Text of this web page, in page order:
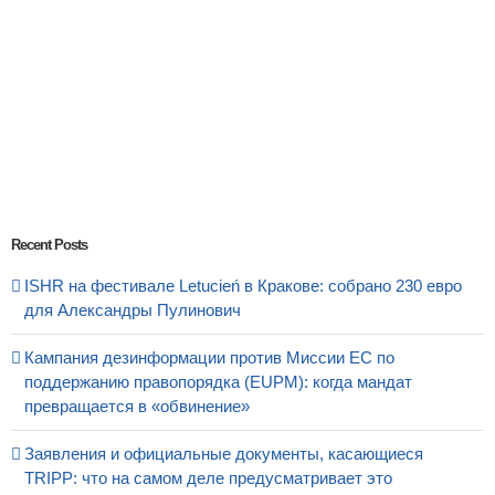
Recent Posts
ISHR на фестивале Letucień в Кракове: собрано 230 евро
для Александры Пулинович
Кампания дезинформации против Миссии ЕС по
поддержанию правопорядка (EUPM): когда мандат
превращается в «обвинение»
Заявления и официальные документы, касающиеся
TRIPP: что на самом деле предусматривает это